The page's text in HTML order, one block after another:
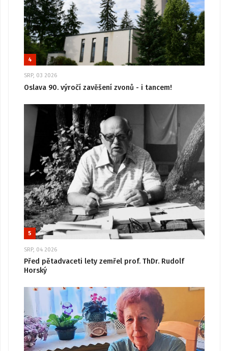
4
SRP, 03 2026
Oslava 90. výročí zavěšení zvonů - i tancem!
5
SRP, 04 2026
Před pětadvaceti lety zemřel prof. ThDr. Rudolf
Horský